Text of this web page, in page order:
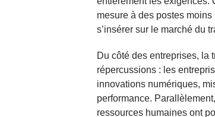
mesure à des postes
s’insérer sur le marché du
Du côté des entreprises, la
répercussions : les
innovations numériques,
performance.
ressources humaines ont